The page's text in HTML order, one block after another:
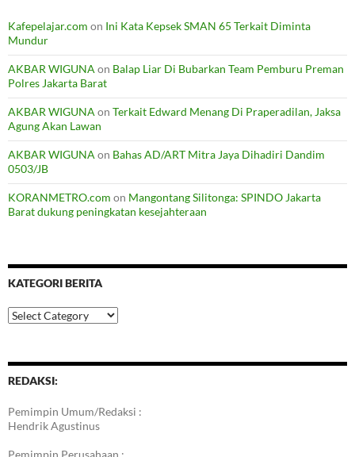
Kafepelajar.com on Ini Kata Kepsek SMAN 65 Terkait Diminta
Mundur
AKBAR WIGUNA on Balap Liar Di Bubarkan Team Pemburu Preman
Polres Jakarta Barat
AKBAR WIGUNA on Terkait Edward Menang Di Praperadilan, Jaksa
Agung Akan Lawan
AKBAR WIGUNA on Bahas AD/ART Mitra Jaya Dihadiri Dandim
0503/JB
KORANMETRO.com on Mangontang Silitonga: SPINDO Jakarta
Barat dukung peningkatan kesejahteraan
KATEGORI BERITA
Kategori
Berita
REDAKSI:
Pemimpin Umum/Redaksi :
Hendrik Agustinus
Pemimpin Perusahaan :